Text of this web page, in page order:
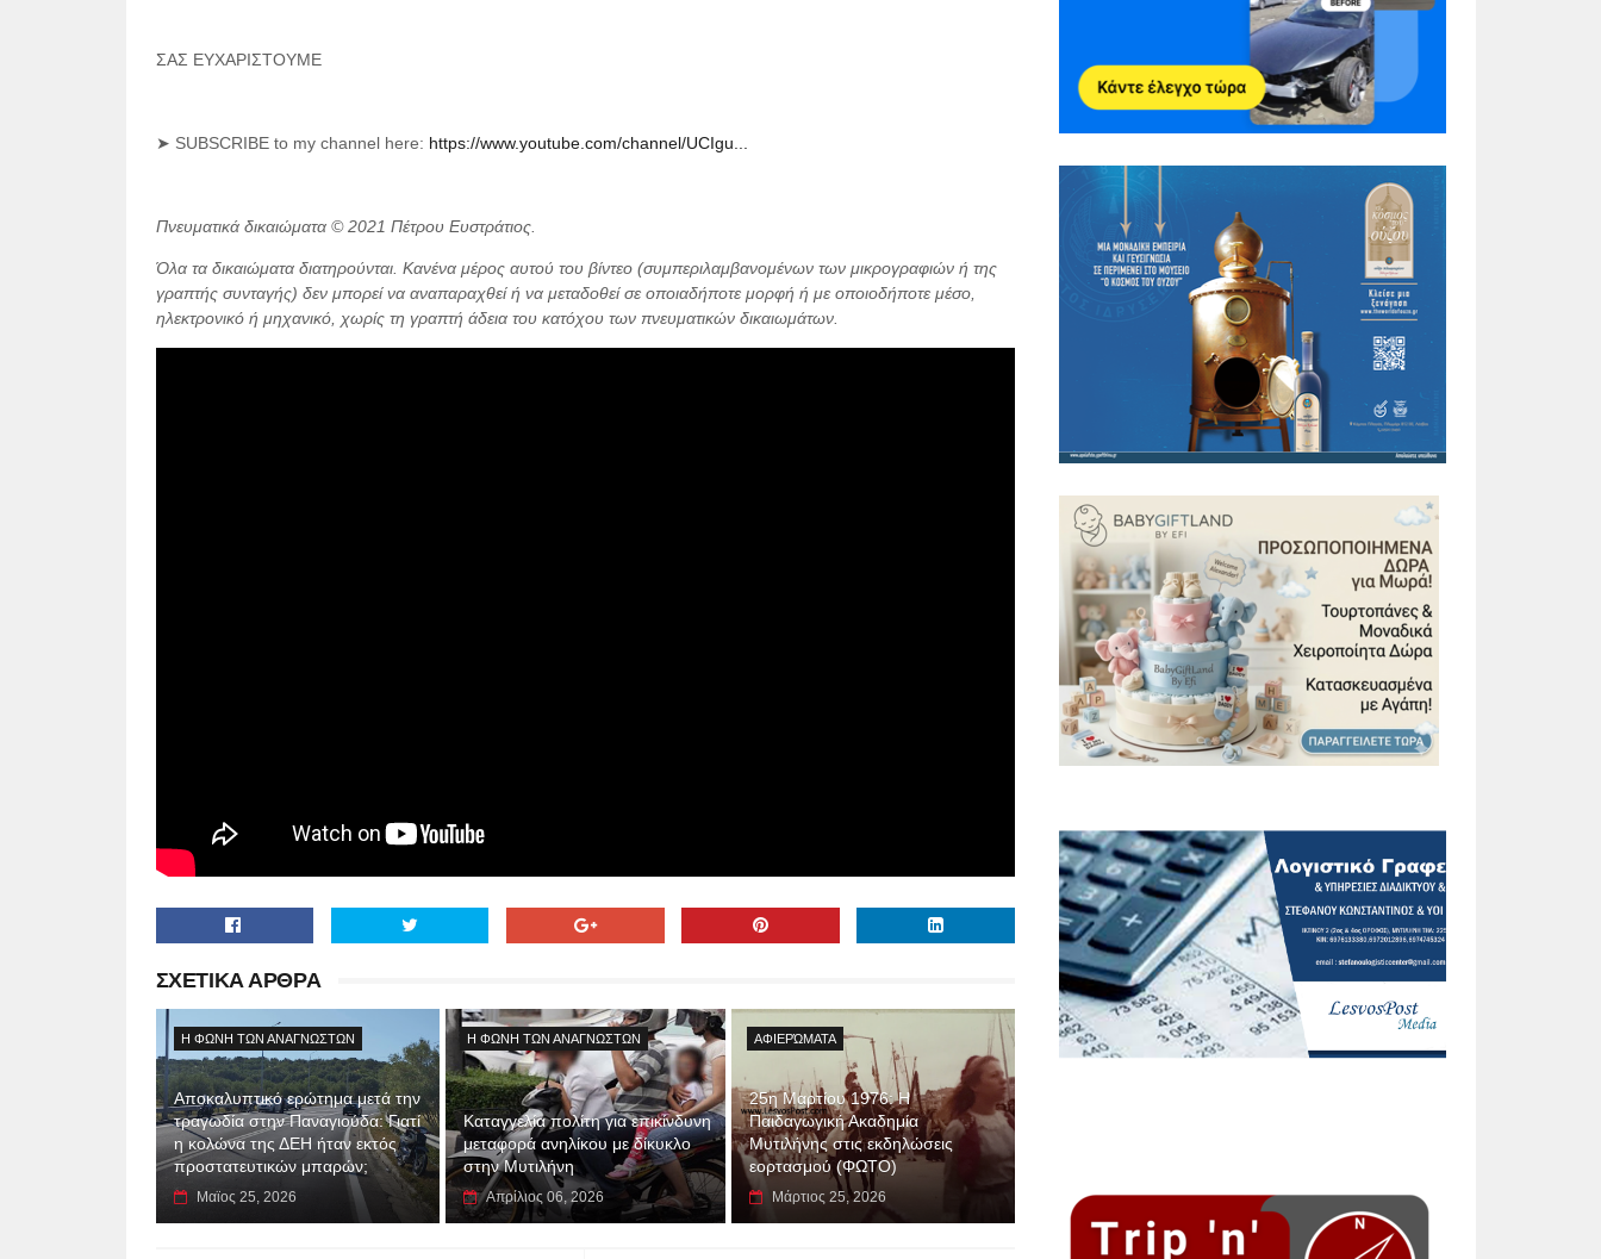
ΣΑΣ ΕΥΧΑΡΙΣΤΟΥΜΕ
➤ SUBSCRIBE to my channel here: https://www.youtube.com/channel/UCIgu...
Πνευματικά δικαιώματα © 2021 Πέτρου Ευστράτιος.
Όλα τα δικαιώματα διατηρούνται. Κανένα μέρος αυτού του βίντεο (συμπεριλαμβανομένων των μικρογραφιών ή της
γραπτής συνταγής) δεν μπορεί να αναπαραχθεί ή να μεταδοθεί σε οποιαδήποτε μορφή ή με οποιοδήποτε μέσο,
ηλεκτρονικό ή μηχανικό, χωρίς τη γραπτή άδεια του κατόχου των πνευματικών δικαιωμάτων.
ΣΧΕΤΙΚΑ ΑΡΘΡΑ
Η ΦΩΝΗ ΤΩΝ ΑΝΑΓΝΩΣΤΩΝ
Αποκαλυπτικό ερώτημα μετά την
τραγωδία στην Παναγιούδα: Γιατί
η κολώνα της ΔΕΗ ήταν εκτός
προστατευτικών μπαρών;
Μαϊος 25, 2026
Η ΦΩΝΗ ΤΩΝ ΑΝΑΓΝΩΣΤΩΝ
Καταγγελία πολίτη για επικίνδυνη
μεταφορά ανηλίκου με δίκυκλο
στην Μυτιλήνη
Απρίλιος 06, 2026
ΑΦΙΕΡΏΜΑΤΑ
25η Μαρτίου 1976: Η
Παιδαγωγική Ακαδημία
Μυτιλήνης στις εκδηλώσεις
εορτασμού (ΦΩΤΟ)
Μάρτιος 25, 2026